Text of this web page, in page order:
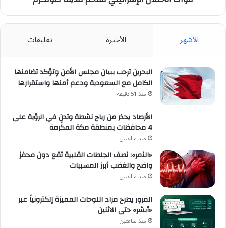
الأشهر الأخيرة تعليقات
البحرين ترحب ببيان مجلس الأمن وتؤكد تضامنها
الكامل مع السعودية ودعم أمنها واستقرارها
منذ 51 دقيقة
الأرصاد يحذر من رياح نشطة وتدنٍ في الرؤية على
4 محافظات بمنطقة مكة المكرمة
منذ ساعتين
«النمر»: نصف الجلطات القلبية تقع دون محفز
واضح والغضب أبرز المسببات
منذ ساعتين
المرور يطرح مزاد اللوحات المميزة إلكترونياً عبر
«أبشر» حتى الاثنين
منذ ساعتين